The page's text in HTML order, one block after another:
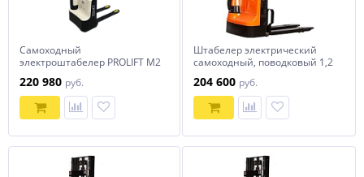
Самоходный
электроштабелер PROLIFT M2
220 980 руб.
Штабелер электрический
самоходный, поводковый 1,2
Ion, CL1230J SIBLINE
204 600 руб.